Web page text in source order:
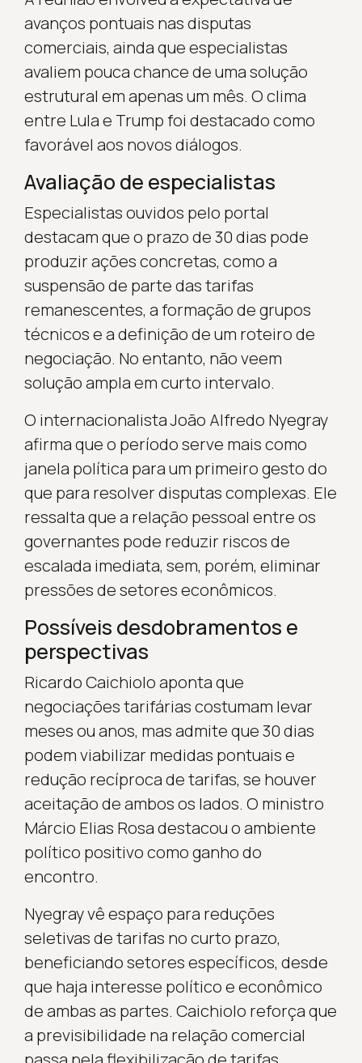
avanços pontuais nas disputas
comerciais, ainda que especialistas
avaliem pouca chance de uma solução
estrutural em apenas um mês. O clima
entre Lula e Trump foi destacado como
favorável aos novos diálogos.
Avaliação de especialistas
Especialistas ouvidos pelo portal
destacam que o prazo de 30 dias pode
produzir ações concretas, como a
suspensão de parte das tarifas
remanescentes, a formação de grupos
técnicos e a definição de um roteiro de
negociação. No entanto, não veem
solução ampla em curto intervalo.
O internacionalista João Alfredo Nyegray
afirma que o período serve mais como
janela política para um primeiro gesto do
que para resolver disputas complexas. Ele
ressalta que a relação pessoal entre os
governantes pode reduzir riscos de
escalada imediata, sem, porém, eliminar
pressões de setores econômicos.
Possíveis desdobramentos e
perspectivas
Ricardo Caichiolo aponta que
negociações tarifárias costumam levar
meses ou anos, mas admite que 30 dias
podem viabilizar medidas pontuais e
redução recíproca de tarifas, se houver
aceitação de ambos os lados. O ministro
Márcio Elias Rosa destacou o ambiente
político positivo como ganho do
encontro.
Nyegray vê espaço para reduções
seletivas de tarifas no curto prazo,
beneficiando setores específicos, desde
que haja interesse político e econômico
de ambas as partes. Caichiolo reforça que
a previsibilidade na relação comercial